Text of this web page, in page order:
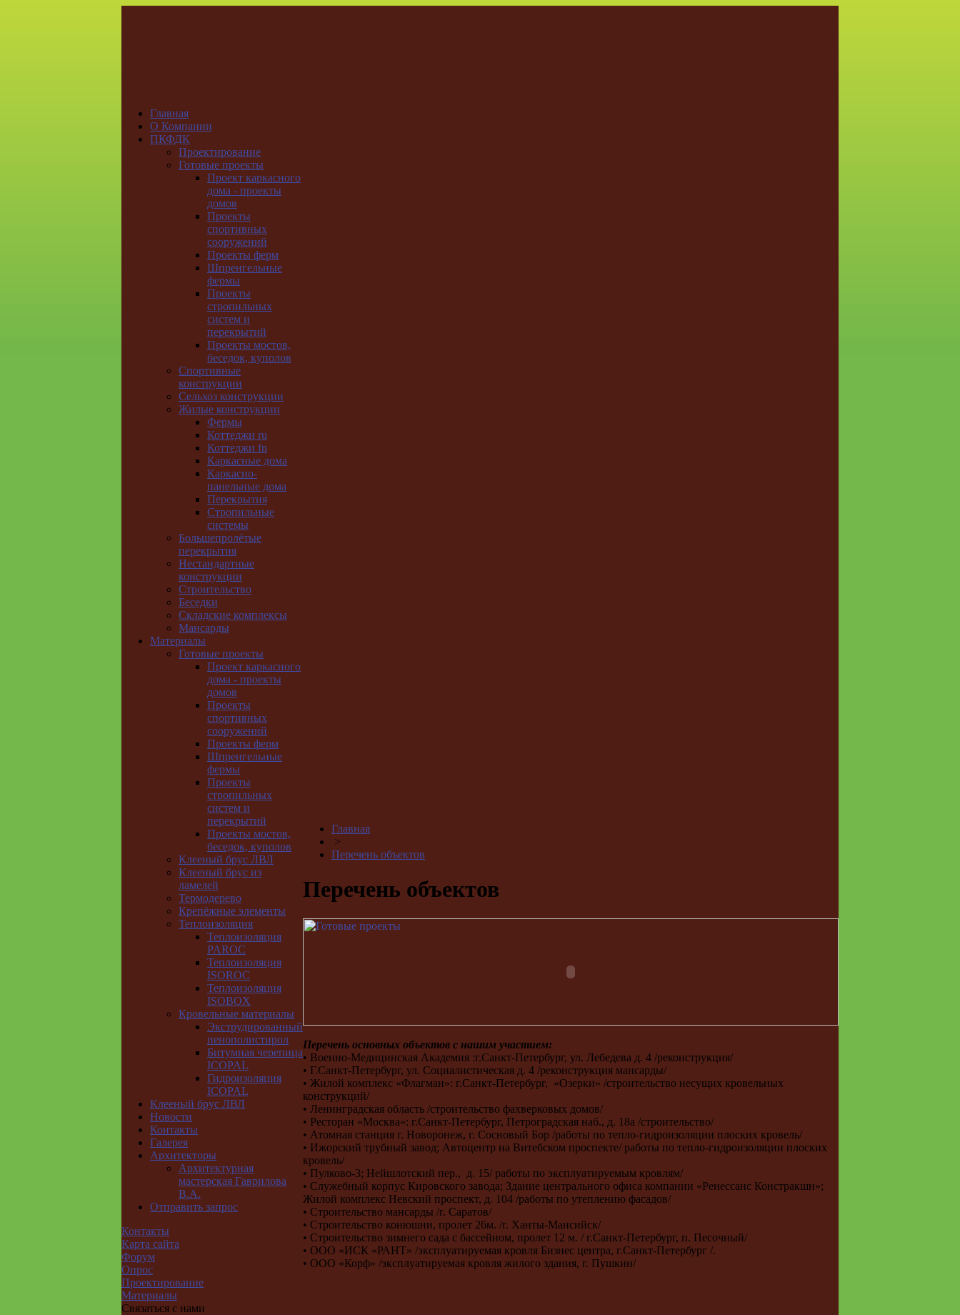
Главная
О Компании
ПКФДК
Проектирование
Готовые проекты
Проект каркасного
дома - проекты
домов
Проекты
спортивных
сооружений
Проекты ферм
Шпренгельные
фермы
Проекты
стропильных
систем и
перекрытий
Проекты мостов,
беседок, куполов
Спортивные
конструкции
Сельхоз конструкции
Жилые конструкции
Фермы
Коттеджи ru
Коттеджи fn
Каркасные дома
Каркасно-
панельные дома
Перекрытия
Стропильные
системы
Большепролётые
перекрытия
Нестандартные
конструкции
Строительство
Беседки
Складские комплексы
Мансарды
Материалы
Готовые проекты
Проект каркасного
дома - проекты
домов
Проекты
спортивных
сооружений
Проекты ферм
Шпренгельные
фермы
Проекты
стропильных
систем и
перекрытий
Проекты мостов,
беседок, куполов
Клееный брус ЛВЛ
Клееный брус из
ламелей
Термодерево
Крепёжные элементы
Теплоизоляция
Теплоизоляция
PAROC
Теплоизоляция
ISOROC
Теплоизоляция
ISOBOX
Кровельные материалы
Экструдированный
пенополистирол
Битумная черепица
ICOPAL
Гидроизоляция
ICOPAL
Клееный брус ЛВЛ
Новости
Контакты
Галерея
Архитекторы
Архитектурная
мастерская Гаврилова
В.А.
Отправить запрос
Контакты
Карта сайта
Форум
Опрос
Проектирование
Материалы
Связаться с нами
Главная
>
Перечень объектов
Перечень объектов
Перечень основных объектов с нашим участием:
• Военно-Медицинская Академия :г.Санкт-Петербург, ул. Лебедева д. 4 /реконструкция/
• Г.Санкт-Петербург, ул. Социалистическая д. 4 /реконструкция мансарды/
• Жилой комплекс «Флагман»: г.Санкт-Петербург, «Озерки» /строительство несущих кровельных
конструкций/
• Ленинградская область /строительство фахверковых домов/
• Ресторан «Москва»: г.Санкт-Петербург, Петроградская наб., д. 18а /строительство/
• Атомная станция г. Новоронеж, г. Сосновый Бор /работы по тепло-гидроизоляции плоских кровель/
• Ижорский трубный завод; Автоцентр на Витебском проспекте/ работы по тепло-гидроизоляции плоских
кровель/
• Пулково-3; Нейшлотский пер., д. 15/ работы по эксплуатируемым кровлям/
• Служебный корпус Кировского завода; Здание центрального офиса компании «Ренессанс Констракшн»;
Жилой комплекс Невский проспект, д. 104 /работы по утеплению фасадов/
• Строительство мансарды /г. Саратов/
• Строительство конюшни, пролет 26м. /г. Ханты-Мансийск/
• Строительство зимнего сада с бассейном, пролет 12 м. / г.Санкт-Петербург, п. Песочный/
• ООО «ИСК «РАНТ» /эксплуатируемая кровля Бизнес центра, г.Санкт-Петербург /.
• ООО «Корф» /эксплуатируемая кровля жилого здания, г. Пушкин/